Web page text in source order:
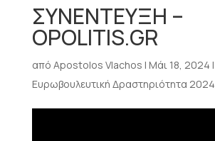
ΣΥΝΕΝΤΕΥΞΗ –
OPOLITIS.GR
από Apostolos Vlachos | Μάι 18, 2024 |
Ευρωβουλευτική Δραστηριότητα 2024